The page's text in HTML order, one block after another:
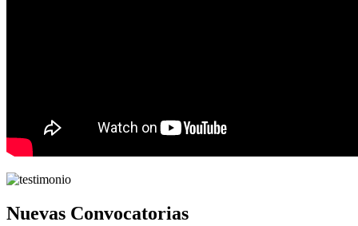
Nuevas Convocatorias